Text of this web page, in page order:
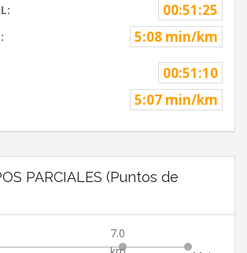
00:51:25
5:08 min/km
00:51:10
5:07 min/km
PARCIALES (Puntos de
7.0